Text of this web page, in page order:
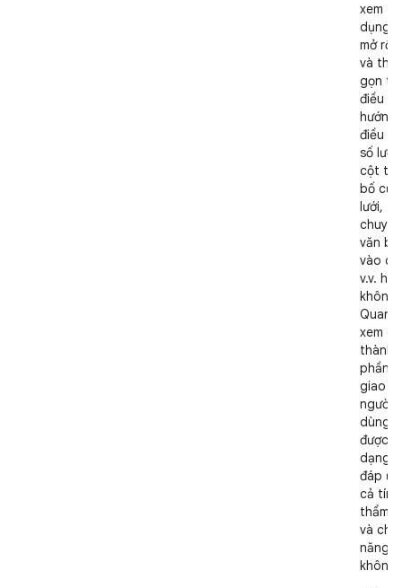
xem
dụng
mở
và thu
gọn
điều
hướng,
điều
số
cột
bố cục
lưới,
chuyển
văn
vào
v.v. hay
không.
Quan
xem
thành
phần
giao
người
dùng
được
dạng
đáp
cả tính
thẩm
và
năng
không.